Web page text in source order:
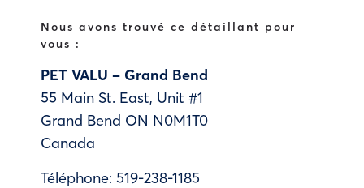
Nous avons trouvé ce détaillant pour
vous :
PET VALU – Grand Bend
55 Main St. East, Unit #1
Grand Bend ON N0M1T0
Canada
Téléphone: 519-238-1185